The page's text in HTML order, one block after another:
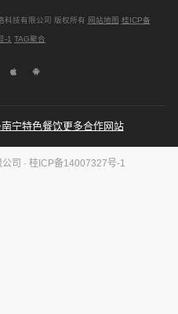
科技有限公司 版权所有 网站地图 桂ICP备
-1 TAG聚合
南宁特色餐饮更多合作网站
司 · 桂ICP备14007327号-1